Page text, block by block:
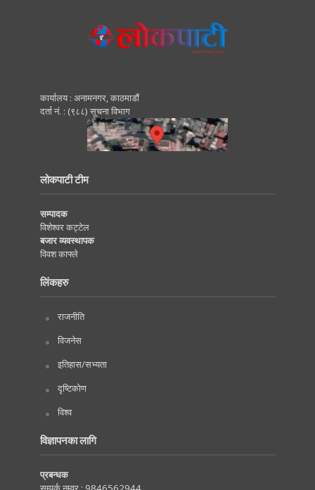
कार्यालय : अनामनगर, काठमाडाैं
दर्ता नं. : (९८८) सूचना विभाग
लोकपाटी टीम
सम्पादक
विशेश्वर कट्टेल
बजार व्यवस्थापक
विवश काफ्ले
लिंकहरु
राजनीति
विजनेस
इतिहास/सभ्यता
दृष्टिकोण
विश्व
विज्ञापनका लागि
प्रबन्धक